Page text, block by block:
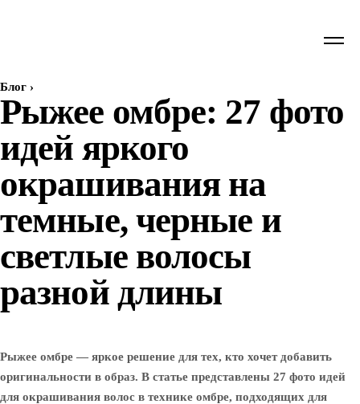
Блог ›
Рыжее омбре: 27 фото
идей яркого
окрашивания на
темные, черные и
светлые волосы
разной длины
Рыжее омбре — яркое решение для тех, кто хочет добавить
оригинальности в образ. В статье представлены 27 фото идей
для окрашивания волос в технике омбре, подходящих для